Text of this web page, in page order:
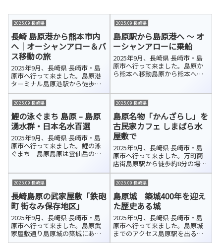
2025.09 長崎県
長崎 島原港から熊本市内
へ｜オーシャンアロー＆バ
ス移動の旅
2025年9月、長崎県 長崎市・島
原市へ行って来ました。島原港
ターミナル島原港駅から徒歩で
島原港ターミナルに到着しまし
た。ここは、長崎県の島原と熊
本県の熊本を結ぶフェリーの発
着拠点です。九商フェリー（公
式HP／約60分）と熊本フェリー
（公式...
2025.09 長崎県
島原駅から島原港へ ～ オ
ーシャンアローに乗船
2025年9月、長崎県 長崎市・島
原市へ行って来ました。島原か
ら熊本へ移動島原から熊本へ向
は意外と時間がかかります。今
回は島原港から海を渡るフェリ
ーを利用して熊本へ行くことに
しました。便...
2025.09 長崎県
鯉の泳ぐまち 島原 – 島原
湧水群・日本名水百選
2025年9月、長崎県 長崎市・島
原市へ行って来ました。鯉の泳
ぐまち 島原島原は雲仙岳の伏
す。武家屋敷「鉄砲町 街なみ保
存地区」でも、その澄んだ水が
美しい水路となって町並みに溶
け込んで...
2025.09 長崎県
島原名物「かんざらし」を
古民家カフェ しまばら水
屋敷で
2025年9月、長崎県 長崎市・島
原市へ行って来ました。万町商
店街島原駅から徒歩約8分の場所
にある「万町商店街」アーケー
ドは、島原城の城下町として栄
え、「萬（よろず）あきない」
のまちとして親しまれてきた歴
史ある商店街です。しまばら水
屋敷「万...
2025.09 長崎県
長崎島原の武家屋敷「鉄砲
町 街なみ保存地区」
2025年9月、長崎県 長崎市・島
原市へ行って来ました。島原武
家屋敷通り島原城の築城にあわ
せて、城の西側外郭に扶持取70
2025.09 長崎県
島原城 築城400年を迎え
た歴史ある城
2025年9月、長崎県 長崎市・島
原市へ行って来ました。島原城
までのアクセス島原駅を出る
と、真正面に島原城が見えます。